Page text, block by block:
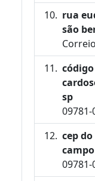
rua
são
sp
09781-
cep
campo
09781-